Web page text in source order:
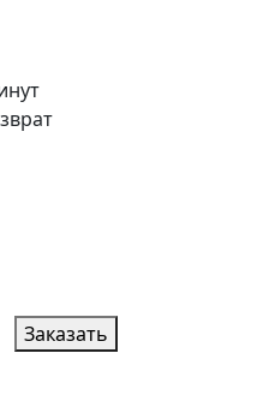
Заказать